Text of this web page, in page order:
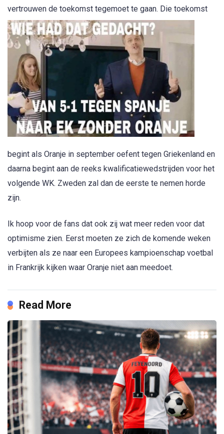
vertrouwen de toekomst tegemoet te gaan. Die toekomst
begint als Oranje in september oefent tegen Griekenland en
daarna begint aan de reeks kwalificatiewedstrijden voor het
volgende WK. Zweden zal dan de eerste te nemen horde
zijn.
Ik hoop voor de fans dat ook zij wat meer reden voor dat
optimisme zien. Eerst moeten ze zich de komende weken
verbijten als ze naar een Europees kampioenschap voetbal
in Frankrijk kijken waar Oranje niet aan meedoet.
Read More